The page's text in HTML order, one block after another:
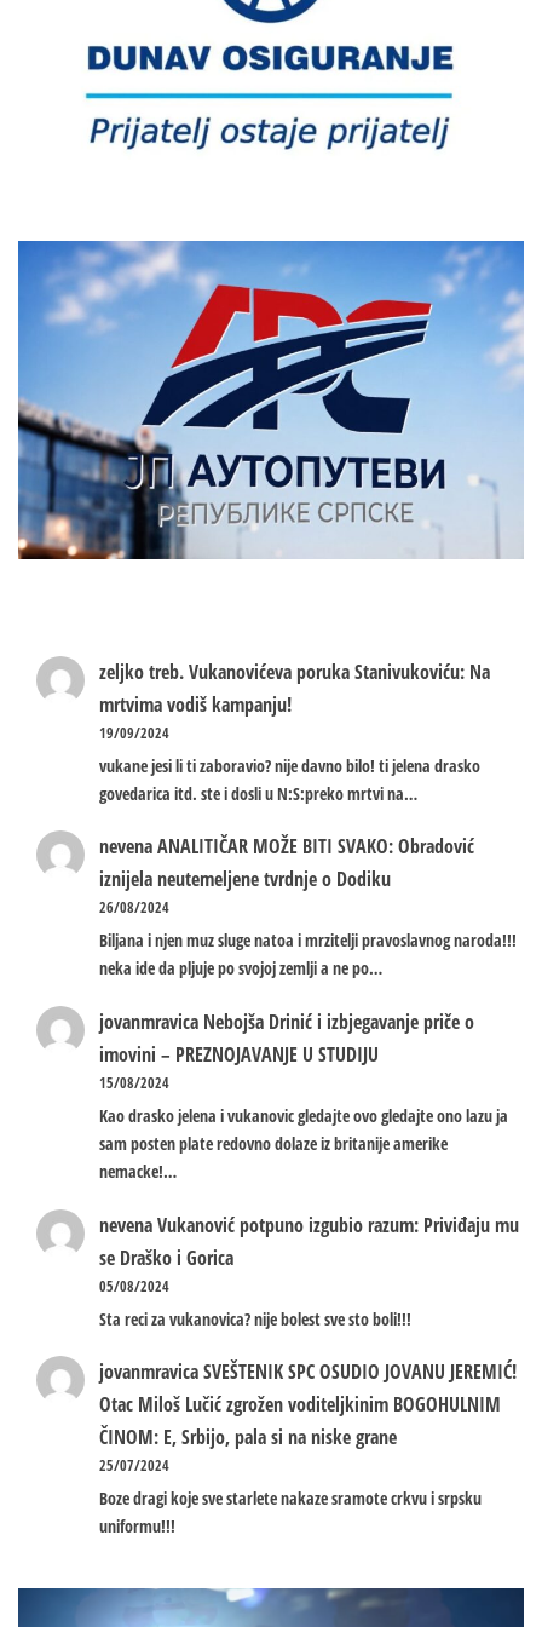
zeljko treb.Vukanovićeva poruka Stanivukoviću: Na
mrtvima vodiš kampanju!
19/09/2024
vukane jesi li ti zaboravio? nije davno bilo! ti jelena drasko
govedarica itd. ste i dosli u N:S:preko mrtvi na…
nevenaANALITIČAR MOŽE BITI SVAKO: Obradović
iznijela neutemeljene tvrdnje o Dodiku
26/08/2024
Biljana i njen muz sluge natoa i mrzitelji pravoslavnog naroda!!!
neka ide da pljuje po svojoj zemlji a ne po…
jovanmravica Nebojša Drinić i izbjegavanje priče o
imovini – PREZNOJAVANJE U STUDIJU
15/08/2024
Kao drasko jelena i vukanovic gledajte ovo gledajte ono lazu ja
sam posten plate redovno dolaze iz britanije amerike
nemacke!…
nevenaVukanović potpuno izgubio razum: Priviđaju mu
se Draško i Gorica
05/08/2024
Sta reci za vukanovica? nije bolest sve sto boli!!!
jovanmravicaSVEŠTENIK SPC OSUDIO JOVANU JEREMIĆ!
Otac Miloš Lučić zgrožen voditeljkinim BOGOHULNIM
ČINOM: E, Srbijo, pala si na niske grane
25/07/2024
Boze dragi koje sve starlete nakaze sramote crkvu i srpsku
uniformu!!!